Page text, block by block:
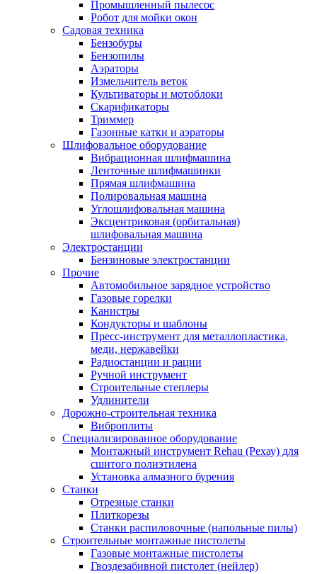
Промышленный пылесос
Робот для мойки окон
Садовая техника
Бензобуры
Бензопилы
Аэраторы
Измельчитель веток
Культиваторы и мотоблоки
Скарификаторы
Триммер
Газонные катки и аэраторы
Шлифовальное оборудование
Вибрационная шлифмашина
Ленточные шлифмашинки
Прямая шлифмашина
Полировальная машина
Углошлифовальная машина
Эксцентриковая (орбитальная)
шлифовальная машина
Электростанции
Бензиновые электростанции
Прочие
Автомобильное зарядное устройство
Газовые горелки
Канистры
Кондукторы и шаблоны
Пресс-инструмент для металлопластика,
меди, нержавейки
Радиостанции и рации
Ручной инструмент
Строительные степлеры
Удлинители
Дорожно-строительная техника
Виброплиты
Специализированное оборудование
Монтажный инструмент Rehau (Рехау) для
сшитого полиэтилена
Установка алмазного бурения
Станки
Отрезные станки
Плиткорезы
Станки распиловочные (напольные пилы)
Строительные монтажные пистолеты
Газовые монтажные пистолеты
Гвоздезабивной пистолет (нейлер)